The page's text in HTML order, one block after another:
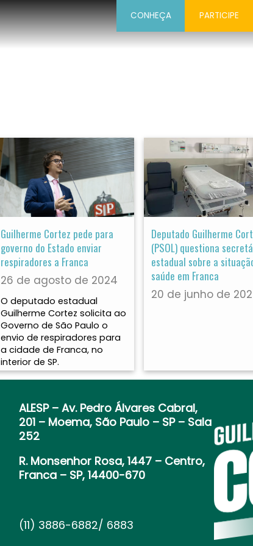
CONHEÇA PARTICIPE
Guilherme Cortez pede para
governo do Estado enviar
respiradores a Franca
26 de agosto de 2024
O deputado estadual
Guilherme Cortez solicita ao
Governo de São Paulo o
envio de respiradores para
a cidade de Franca, no
interior de SP.
Deputado Guilherme
(PSOL) questiona
estadual sobre a
saúde em Franca
20 de junho de
ALESP – Av. Pedro Álvares Cabral,
201 – Moema, São Paulo – SP – Sala
252
R. Monsenhor Rosa, 1447 – Centro,
Franca – SP, 14400-670
(11) 3886-6882/ 6883